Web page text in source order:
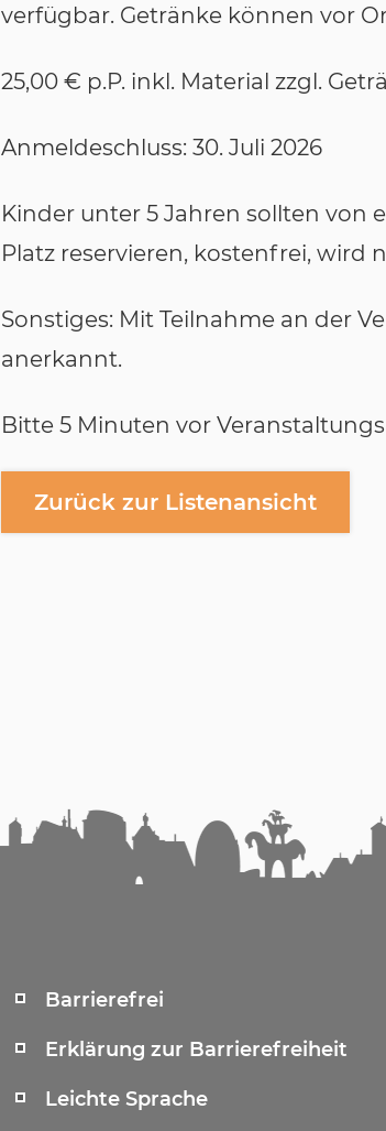
verfügbar. Getränke können vor
25,00 € p.P. inkl. Material zzgl.
Anmeldeschluss: 30. Juli 2026
Kinder unter 5 Jahren sollten
Platz reservieren, kostenfrei, wird
Sonstiges: Mit Teilnahme an der
anerkannt.
Bitte 5 Minuten vor
Zurück zur Listenansicht
Barrierefrei
Erklärung zur Barrierefreiheit
Leichte Sprache